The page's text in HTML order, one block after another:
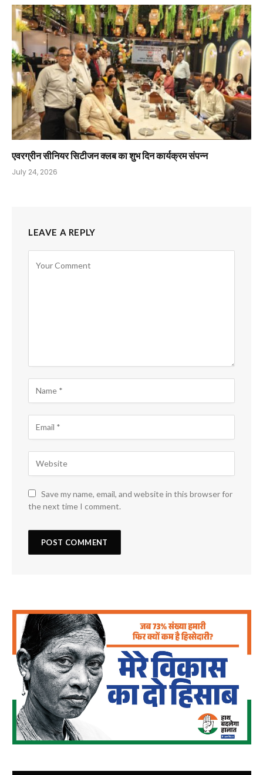
एवरग्रीन सीनियर सिटीजन क्लब का शुभ दिन कार्यक्रम संपन्न
July 24, 2026
LEAVE A REPLY
Save my name, email, and website in this browser for
the next time I comment.